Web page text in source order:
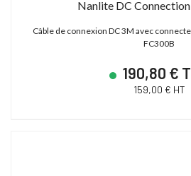
Nanlite DC
Câble de connexion DC 3M avec
FC300B
190,80 €
159,00 € HT